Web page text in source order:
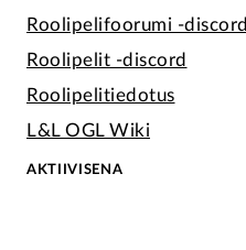
Roolipelifoorumi -discord
Roolipelit -discord
Roolipelitiedotus
L&L OGL Wiki
AKTIIVISENA